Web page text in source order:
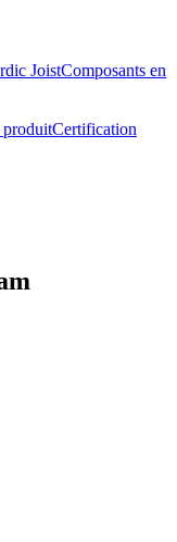
JoistComposants en
Certification